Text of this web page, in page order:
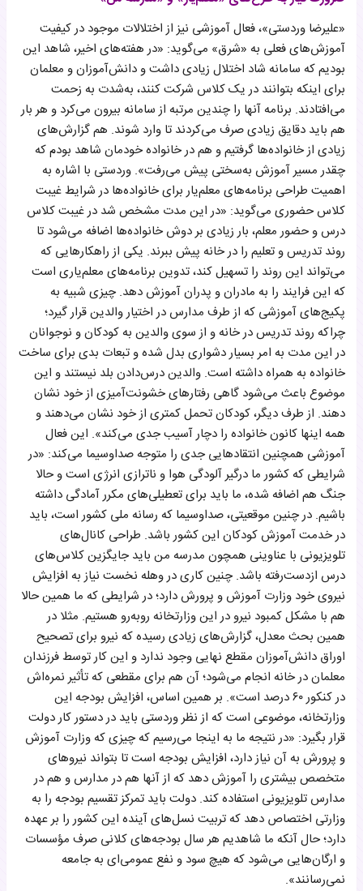
«علیرضا وردستی»، فعال آموزشی نیز از اختلالات موجود در کیفیت
آموزش‌های فعلی به «شرق» می‌گوید: «در هفته‌های اخیر،‌ شاهد این
بودیم که سامانه شاد اختلال زیادی داشت و دانش‌آموزان و معلمان
برای اینکه بتوانند در یک کلاس شرکت کنند، به‌شدت به زحمت
می‌افتادند. برنامه آنها را چندین مرتبه از سامانه بیرون می‌کرد و هر بار
هم باید دقایق زیادی صرف می‌کردند تا وارد شوند. هم گزارش‌های
زیادی از خانواده‌ها گرفتیم و هم در خانواده خودمان شاهد بودم که
چقدر مسیر آموزش به‌سختی پیش می‌رفت». وردستی با اشاره به
اهمیت طراحی برنامه‌های معلم‌یار برای خانواده‌ها در شرایط غیبت
کلاس حضوری می‌گوید: «در این مدت مشخص شد در غیبت کلاس
درس و حضور معلم، بار زیادی بر دوش خانواده‌ها اضافه می‌شود تا
روند تدریس و تعلیم را در خانه پیش ببرند. یکی از راهکارهایی که
می‌تواند این روند را تسهیل کند، تدوین برنامه‌های معلم‌یاری است
که این فرایند را به مادران و پدران آموزش دهد. چیزی شبیه به
پکیج‌های آموزشی که از طرف مدارس در اختیار والدین قرار گیرد؛
چرا‌که روند تدریس در خانه و از سوی والدین به کودکان و نوجوانان
در این مدت به امر بسیار دشواری بدل شده‌ و تبعات بدی برای ساخت
خانواده به همراه داشته است. والدین درس‌دادن بلد نیستند و این
موضوع باعث می‌شود‌ گاهی رفتارهای خشونت‌آمیزی از خود نشان
دهند. از طرف دیگر، کودکان تحمل کمتری از خود نشان می‌دهند و
همه اینها کانون خانواده را دچار آسیب جدی می‌کند». این فعال
آموزشی همچنین انتقادهایی جدی را متوجه صداوسیما می‌کند: «در
شرایطی که کشور ما درگیر آلودگی هوا و ناترازی انرژی است و حالا
جنگ هم اضافه شده‌، ما باید برای تعطیلی‌های مکرر آمادگی داشته
باشیم. در چنین موقعیتی، صداوسیما که رسانه ملی کشور است، باید
در خدمت آموزش کودکان این کشور باشد. طراحی کانال‌های
تلویزیونی با عناوینی همچون مدرسه من باید جایگزین کلاس‌های
درس از‌دست‌رفته‌ باشد. ‌چنین کاری در وهله نخست نیاز به افزایش
نیروی خود وزارت آموزش‌ و‌ پرورش دارد؛ در شرایطی که ما همین حالا
هم با مشکل کمبود نیرو در این وزارتخانه روبه‌رو هستیم. مثلا در
همین بحث معدل، گزارش‌های زیادی رسیده که نیرو برای تصحیح
اوراق دانش‌آموزان مقطع نهایی وجود ندارد و این کار توسط فرزندان
معلمان در خانه انجام می‌شود؛ آن هم برای مقطعی که تأثیر نمره‌اش
در کنکور ۶۰ درصد است». بر همین اساس، افزایش بودجه این
وزارتخانه، موضوعی است که از نظر وردستی باید در دستور کار دولت
قرار بگیرد: «در نتیجه ما به اینجا می‌رسیم که چیزی که وزارت آموزش‌
و‌ پرورش به آن نیاز دارد، افزایش بودجه است تا بتواند نیروهای
متخصص بیشتری را آموزش دهد که از آنها هم در مدارس و هم در
مدارس تلویزیونی استفاده کند. دولت باید تمرکز تقسیم بودجه را به
وزارتی اختصاص دهد که تربیت نسل‌های آینده این کشور را بر عهده
دارد؛ حال آنکه ما شاهدیم هر سال بودجه‌های کلانی صرف مؤسسات
و ارگان‌هایی می‌شود که هیچ سود و نفع عمومی‌ای به جامعه
نمی‌رسانند».